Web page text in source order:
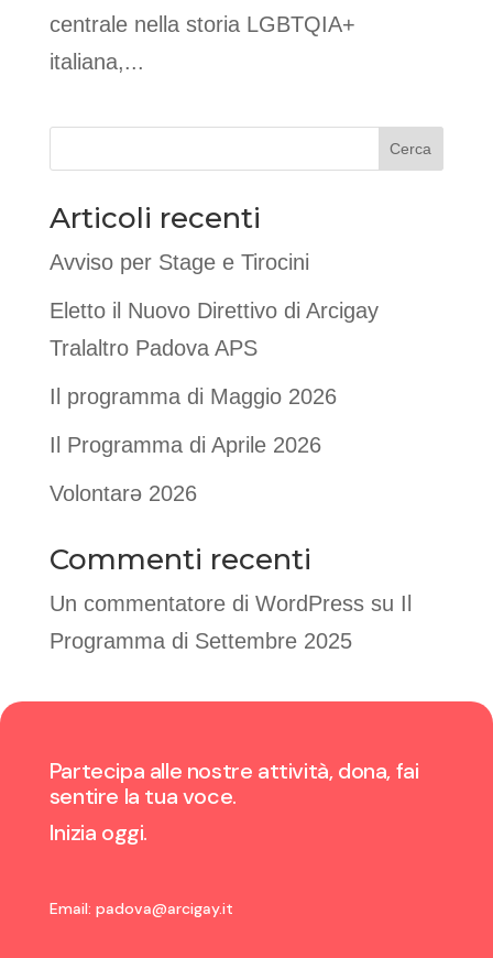
centrale nella storia LGBTQIA+
italiana,...
Cerca
Articoli recenti
Avviso per Stage e Tirocini
Eletto il Nuovo Direttivo di Arcigay
Tralaltro Padova APS
Il programma di Maggio 2026
Il Programma di Aprile 2026
Volontarə 2026
Commenti recenti
Un commentatore di WordPresssu Il
Programma di Settembre 2025
Partecipa alle nostre attività, dona, fai
sentire la tua voce.
Inizia oggi.
Email: padova@arcigay.it